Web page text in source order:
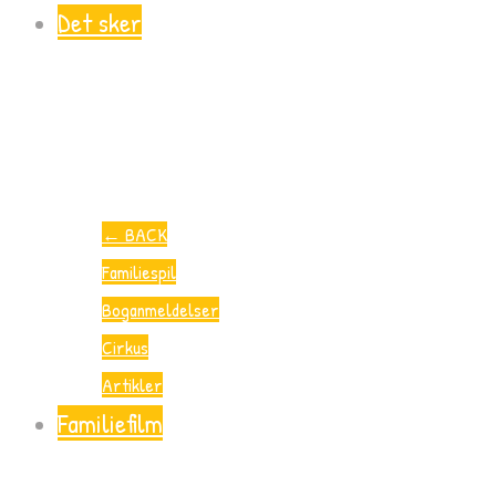
Det sker
← BACK
Familiespil
Boganmeldelser
Cirkus
Artikler
Familiefilm